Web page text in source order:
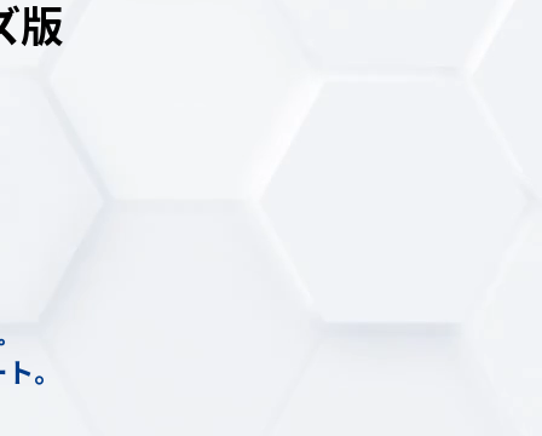
版
。